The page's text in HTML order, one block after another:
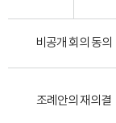
비공개 회의 동의
조례안의 재의결